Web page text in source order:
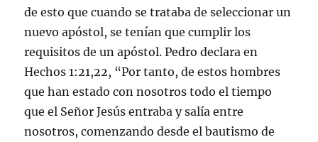
de esto que cuando se trataba de seleccionar un
nuevo apóstol, se tenían que cumplir los
requisitos de un apóstol. Pedro declara en
Hechos 1:21,22, “Por tanto, de estos hombres
que han estado con nosotros todo el tiempo
que el Señor Jesús entraba y salía entre
nosotros, comenzando desde el bautismo de